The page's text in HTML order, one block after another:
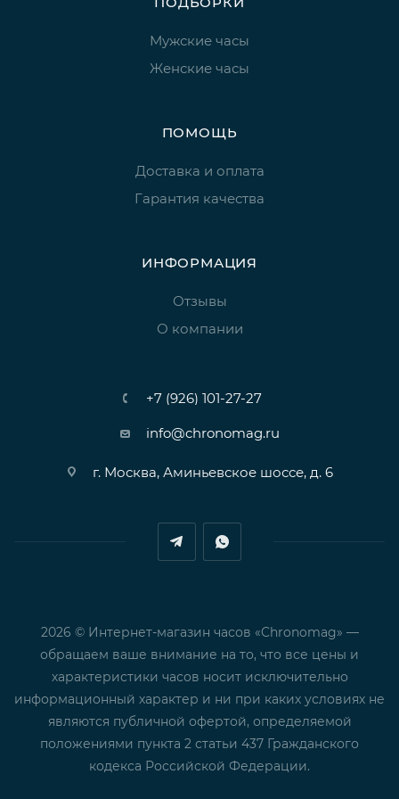
Мужские часы
Женские часы
ПОМОЩЬ
Доставка и оплата
Гарантия качества
ИНФОРМАЦИЯ
Отзывы
О компании
+7 (926) 101-27-27
info@chronomag.ru
г. Москва, Аминьевское шоссе, д. 6
2026 © Интернет-магазин часов «Chronomag» —
обращаем ваше внимание на то, что все цены и
характеристики часов носит исключительно
информационный характер и ни при каких условиях не
являются публичной офертой, определяемой
положениями пункта 2 статьи 437 Гражданского
кодекса Российской Федерации.